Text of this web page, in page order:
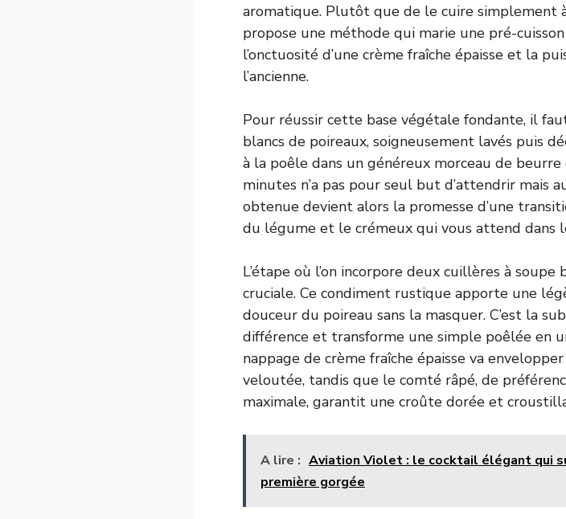
aromatique. Plutôt que de le cuire simplement
propose une méthode qui marie une pré-
l’onctuosité d’une crème fraîche épaisse et la
l’ancienne.
Pour réussir cette base végétale fondante, il
blancs de poireaux, soigneusement lavés puis
à la poêle dans un généreux morceau de
minutes n’a pas pour seul but d’attendrir mais
obtenue devient alors la promesse d’une
du légume et le crémeux qui vous attend dans
L’étape où l’on incorpore deux cuillères à
cruciale. Ce condiment rustique apporte une
douceur du poireau sans la masquer. C’est la
différence et transforme une simple poêlée en
nappage de crème fraîche épaisse va
veloutée, tandis que le comté râpé, de
maximale, garantit une croûte dorée et
A lire : Aviation Violet : le cocktail élégant qui
première gorgée